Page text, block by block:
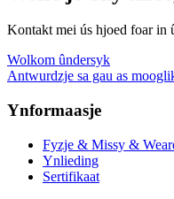
Kontakt mei ús hjoed foar in
Wolkom ûndersyk
Antwurdzje sa gau as
Ynformaasje
Fyzje & Missy &
Ynlieding
Sertifikaat